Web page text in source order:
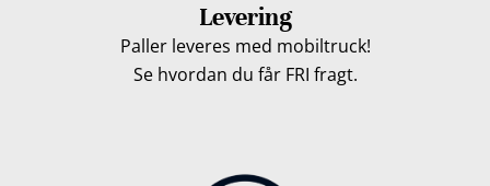
Levering
Paller leveres med mobiltruck!
Se hvordan du får FRI fragt.